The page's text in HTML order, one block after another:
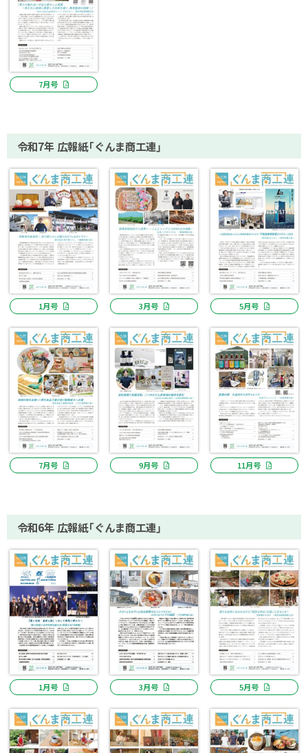
7月号
令和7年 広報紙「ぐんま商工連」
1月号 3月号 5月号
7月号 9月号 11月号
令和6年 広報紙「ぐんま商工連」
1月号 3月号 5月号